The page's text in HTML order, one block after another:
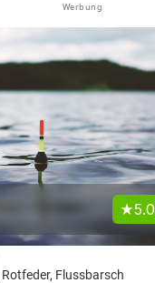
Werbung
5.0
Flussbarsch